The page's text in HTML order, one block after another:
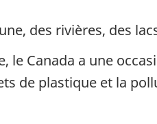
des rivières, des
Canada a une
de plastique et la